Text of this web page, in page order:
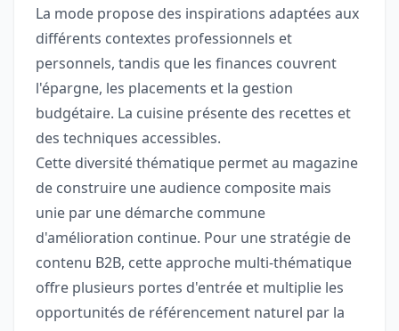
La mode propose des inspirations adaptées aux
différents contextes professionnels et
personnels, tandis que les finances couvrent
l'épargne, les placements et la gestion
budgétaire. La cuisine présente des recettes et
des techniques accessibles.
Cette diversité thématique permet au magazine
de construire une audience composite mais
unie par une démarche commune
d'amélioration continue. Pour une stratégie de
contenu B2B, cette approche multi-thématique
offre plusieurs portes d'entrée et multiplie les
opportunités de référencement naturel par la